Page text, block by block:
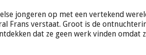
jongeren op met een vertekend
Frans verstaat. Groot is de
dat ze geen werk vinden omdat